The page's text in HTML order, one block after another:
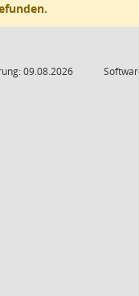
09.08.2026